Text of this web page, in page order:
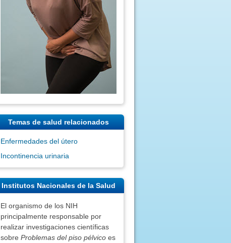
Temas de salud relacionados
Enfermedades del útero
Incontinencia urinaria
Institutos Nacionales de la Salud
El organismo de los NIH
principalmente responsable por
realizar investigaciones científicas
sobre Problemas del piso pélvicoes